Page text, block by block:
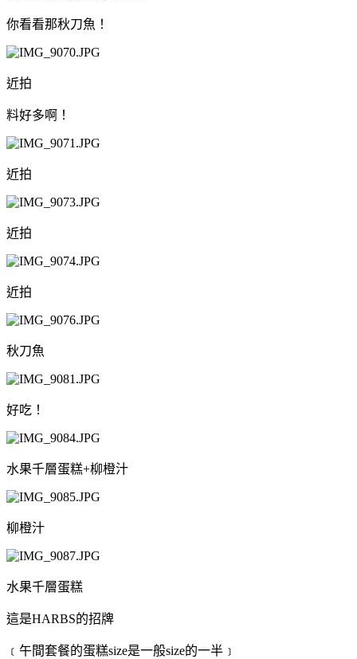
你看看那秋刀魚！
近拍
料好多啊！
近拍
近拍
近拍
秋刀魚
好吃！
水果千層蛋糕+柳橙汁
柳橙汁
水果千層蛋糕
這是HARBS的招牌
﹝午間套餐的蛋糕size是一般size的一半﹞